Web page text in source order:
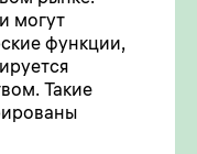
могут
функции,
Такие